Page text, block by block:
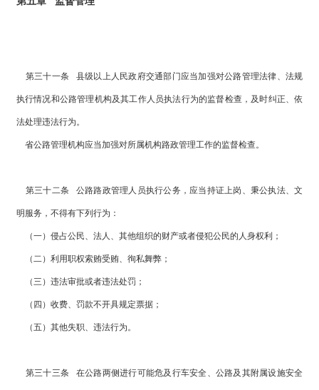
第三十一条 县级以上人民政府交通部门应当加强对公路管理法律、法规
执行情况和公路管理机构及其工作人员执法行为的监督检查，及时纠正、依
法处理违法行为。
省公路管理机构应当加强对所属机构路政管理工作的监督检查。
第三十二条 公路路政管理人员执行公务，应当持证上岗、秉公执法、文
明服务，不得有下列行为：
（一）侵占公民、法人、其他组织的财产或者侵犯公民的人身权利；
（二）利用职权索贿受贿、徇私舞弊；
（三）违法审批或者违法处罚；
（四）收费、罚款不开具规定票据；
（五）其他失职、违法行为。
第三十三条 在公路两侧进行可能危及行车安全、公路及其附属设施安全